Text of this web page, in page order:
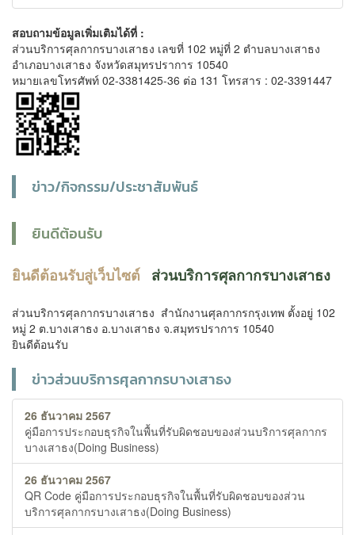
สอบถามข้อมูลเพิ่มเติมได้ที่ :
ส่วนบริการศุลกากรบางเสาธง เลขที่ 102 หมู่ที่ 2 ตำบลบางเสาธง
อำเภอบางเสาธง จังหวัดสมุทรปราการ 10540
หมายเลขโทรศัพท์ 02-3381425-36 ต่อ 131 โทรสาร : 02-3391447
ข่าว/กิจกรรม/ประชาสัมพันธ์
ยินดีต้อนรับ
ยินดีต้อนรับสู่เว็บไซต์ ส่วนบริการศุลกากรบางเสาธง
ส่วนบริการศุลกากรบางเสาธง สำนักงานศุลกากรกรุงเทพ ตั้งอยู่ 102
หมู่ 2 ต.บางเสาธง อ.บางเสาธง จ.สมุทรปราการ 10540
ยินดีต้อนรับ
ข่าวส่วนบริการศุลกากรบางเสาธง
26 ธันวาคม 2567
คู่มือการประกอบธุรกิจในพื้นที่รับผิดชอบของส่วนบริการศุลกากร
บางเสาธง(Doing Business)
26 ธันวาคม 2567
QR Code คู่มือการประกอบธุรกิจในพื้นที่รับผิดชอบของส่วน
บริการศุลกากรบางเสาธง(Doing Business)